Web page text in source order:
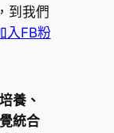
到我們
入FB粉
養、
統合